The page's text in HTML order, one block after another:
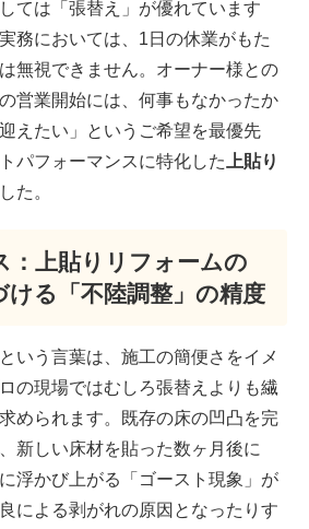
ては「張替え」が優れています
務においては、1日の休業がもた
無視できません。オーナー様との
営業開始には、何事もなかったか
えたい」というご希望を最優先
パフォーマンスに特化した
上貼り
た。
：上貼りリフォームの
ける「不陸調整」の精度
いう言葉は、施工の簡便さをイメ
の現場ではむしろ張替えよりも繊
められます。既存の床の凹凸を完
新しい床材を貼った数ヶ月後に
浮かび上がる「ゴースト現象」が
による剥がれの原因となったりす